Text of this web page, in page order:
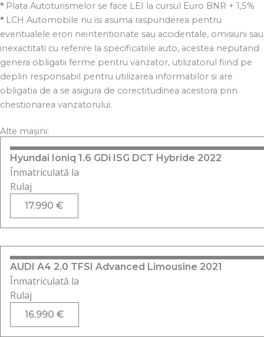
* Plata Autoturismelor se face LEI la cursul Euro BNR + 1,5%
* LCH Automobile nu isi asuma raspunderea pentru
eventualele erori neintentionate sau accidentale, omisiuni sau
inexactitati cu referire la specificatiile auto, acestea neputand
genera obligatii ferme pentru vanzator, utilizatorul fiind pe
deplin responsabil pentru utilizarea informatiilor si are
obligatia de a se asigura de corectitudinea acestora prin
chestionarea vanzatorului.
Alte mașini:
Hyundai Ioniq 1.6 GDi ISG DCT Hybride 2022
Înmatriculată la
Rulaj
17.990 €
AUDI A4 2.0 TFSI Advanced Limousine 2021
Înmatriculată la
Rulaj
16.990 €